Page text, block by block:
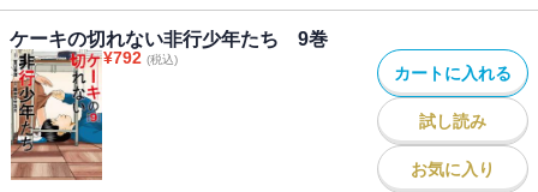
ケーキの切れない非行少年たち 9巻
¥792 (税込)
カートに入れる
試し読み
お気に入り